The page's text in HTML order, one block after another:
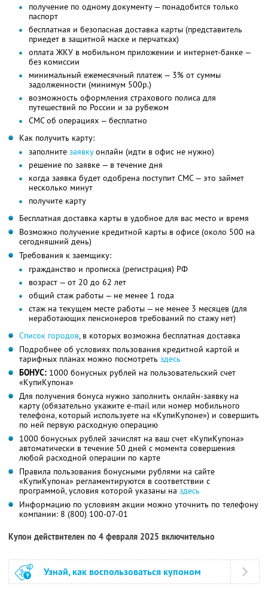
получение по одному документу — понадобится только
паспорт
бесплатная и безопасная доставка карты (представитель
приедет в защитной маске и перчатках)
оплата ЖКУ в мобильном приложении и интернет-банке —
без комиссии
минимальный ежемесячный платеж — 3% от суммы
задолженности (минимум 500р.)
возможность оформления страхового полиса для
путешествий по России и за рубежом
СМС об операциях — бесплатно
Как получить карту:
заполните заявкуонлайн (идти в офис не нужно)
решение по заявке — в течение дня
когда заявка будет одобрена поступит СМС — это займет
несколько минут
получите карту
Бесплатная доставка карты в удобное для вас место и время
Возможно получение кредитной карты в офисе (около 500 на
сегодняшний день)
Требования к заемщику:
гражданство и прописка (регистрация) РФ
возраст — от 20 до 62 лет
общий стаж работы — не менее 1 года
стаж на текущем месте работы — не менее 3 месяцев (для
неработающих пенсионеров требований по стажу нет)
Список городов, в которых возможна бесплатная доставка
Подробнее об условиях пользования кредитной картой и
тарифных планах можно посмотреть здесь
БОНУС: 1000 бонусных рублей на пользовательский счет
«КупиКупона»
Для получения бонуса нужно заполнить онлайн-заявку на
карту (обязательно укажите e-mail или номер мобильного
телефона, который используете на «КупиКупоне») и совершить
по ней первую расходную операцию
1000 бонусных рублей зачислят на ваш счет «КупиКупона»
автоматически в течение 50 дней с момента совершения
любой расходной операции по карте
Правила пользования бонусными рублями на сайте
«КупиКупона» регламентируются в соответствии с
программой, условия которой указаны на здесь
Информацию по условиям акции можно уточнить по телефону
компании: 8 (800) 100-07-01
Купон действителен по 4 февраля 2025 включительно
Узнай, как воспользоваться купоном